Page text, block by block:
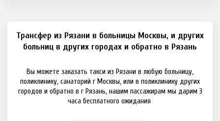
Трансфер из Рязани в больницы Москвы, и других
больниц в других городах и обратно в Рязань
Вы можете заказать такси из Рязани в любую больницу,
поликлинику, санаторий г Москвы, или в поликлинику других
городов и обратно в г Рязань, нашим пассажирам мы дарим 3
часа бесплатного ожидания